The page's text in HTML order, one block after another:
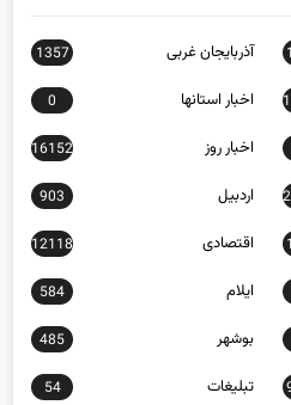
آذربایجان غربی 1357
اخبار استانها 0
اخبار روز 16152
اردبیل 903
اقتصادی 12118
ایلام 584
بوشهر 485
تبلیغات 54